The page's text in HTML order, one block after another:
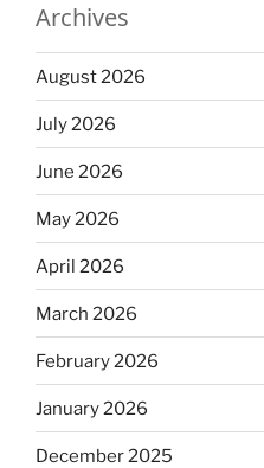
Archives
August 2026
July 2026
June 2026
May 2026
April 2026
March 2026
February 2026
January 2026
December 2025